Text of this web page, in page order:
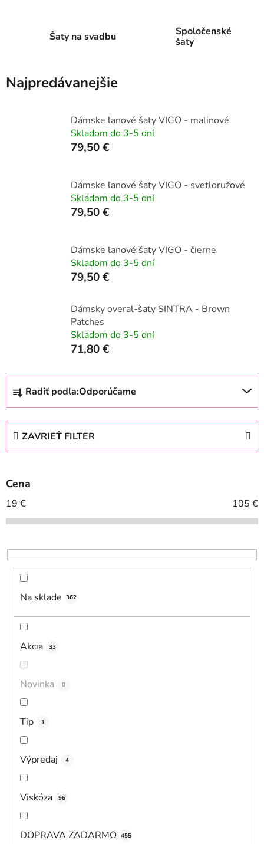
Šaty na svadbu
Spoločenské
šaty
Najpredávanejšie
Dámske ľanové šaty VIGO - malinové
Skladom do 3-5 dní
79,50 €
Dámske ľanové šaty VIGO - svetloružové
Skladom do 3-5 dní
79,50 €
Dámske ľanové šaty VIGO - čierne
Skladom do 3-5 dní
79,50 €
Dámsky overal-šaty SINTRA - Brown
Patches
Skladom do 3-5 dní
71,80 €
R
d
e
p
r
o
u
k
Radiť podľa:Odporúčame
ZAVRIEŤ FILTER
Cena
19 € 105 €
Na sklade 362
Akcia 33
Novinka 0
Tip 1
Výpredaj 4
Viskóza 96
DOPRAVA ZADARMO 455